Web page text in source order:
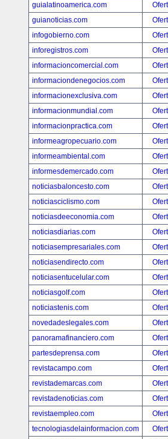
guialatinoamerica.com
guianoticias.com
infogobierno.com
inforegistros.com
informacioncomercial.com
informaciondenegocios.com
informacionexclusiva.com
informacionmundial.com
informacionpractica.com
informeagropecuario.com
informeambiental.com
informesdemercado.com
noticiasbaloncesto.com
noticiasciclismo.com
noticiasdeeconomia.com
noticiasdiarias.com
noticiasempresariales.com
noticiasendirecto.com
noticiasentucelular.com
noticiasgolf.com
noticiastenis.com
novedadeslegales.com
panoramafinanciero.com
partesdeprensa.com
revistacampo.com
revistademarcas.com
revistadenoticias.com
revistaempleo.com
tecnologiasdelainformacion.com